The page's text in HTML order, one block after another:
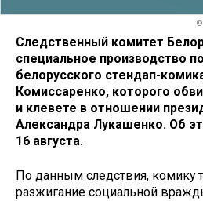
©
Следственный комитет
специальное производство
белорусского стендап-
Комиссаренко, которого
и клевете в отношении
Александра Лукашенко. Об
16 августа.
По данным следствия, комику
разжигание социальной